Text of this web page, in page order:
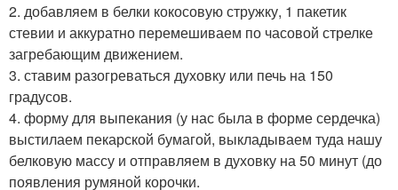
2. добавляем в белки кокосовую стружку, 1 пакетик
стевии и аккуратно перемешиваем по часовой стрелке
загребающим движением.
3. ставим разогреваться духовку или печь на 150
градусов.
4. форму для выпекания (у нас была в форме сердечка)
выстилаем пекарской бумагой, выкладываем туда нашу
белковую массу и отправляем в духовку на 50 минут (до
появления румяной корочки.